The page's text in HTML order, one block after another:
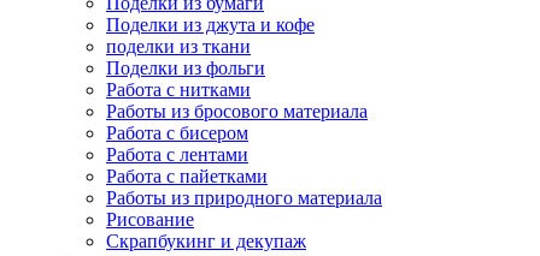
Поделки из джута и кофе
поделки из ткани
Поделки из фольги
Работа с нитками
Работы из бросового материала
Работа с бисером
Работа с лентами
Работа с пайетками
Работы из природного материала
Рисование
Скрапбукинг и декупаж